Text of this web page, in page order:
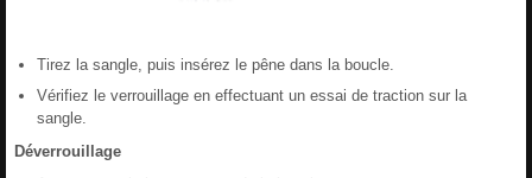
Tirez la sangle, puis insérez le pêne dans la boucle.
Vérifiez le verrouillage en effectuant un essai de traction sur la
sangle.
Déverrouillage